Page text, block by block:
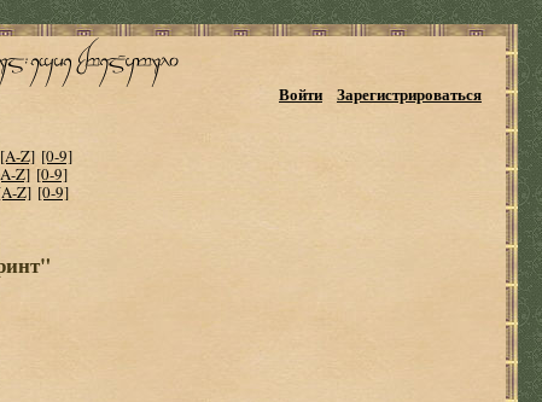
Войти Зарегистрироваться
[A-Z] [0-9]
Z] [0-9]
Z] [0-9]